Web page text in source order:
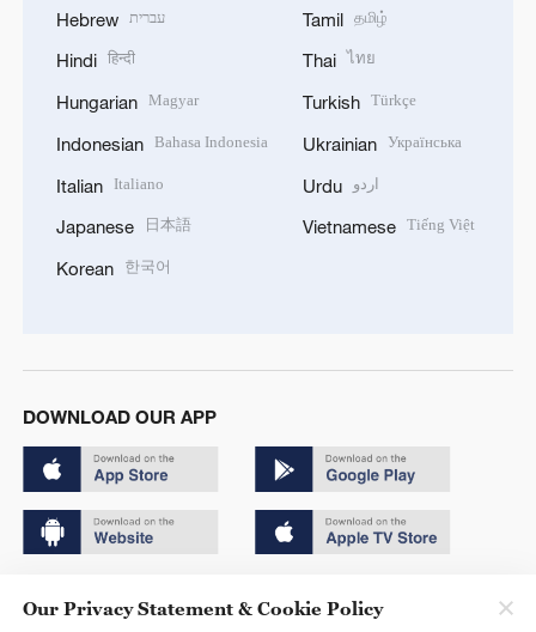
Hebrew עברית
Hindi हिन्दी
Hungarian Magyar
Indonesian Bahasa Indonesia
Italian Italiano
Japanese 日本語
Korean 한국어
Tamil தமிழ்
Thai ไทย
Turkish Türkçe
Ukrainian Українська
Urdu اردو
Vietnamese Tiếng Việt
DOWNLOAD OUR APP
Our Privacy Statement & Cookie Policy